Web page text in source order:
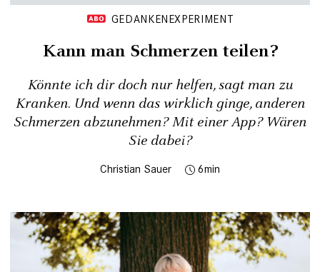
GEDANKENEXPERIMENT
Kann man Schmerzen teilen?
Könnte ich dir doch nur helfen, sagt man zu
Kranken. Und wenn das wirklich ginge, anderen
Schmerzen abzunehmen? Mit einer App? Wären
Sie dabei?
Christian Sauer 6